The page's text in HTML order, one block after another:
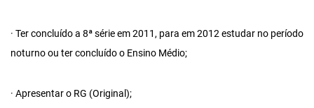
· Ter concluído a 8ª série em 2011, para em 2012 estudar no período
noturno ou ter concluído o Ensino Médio;
· Apresentar o RG (Original);